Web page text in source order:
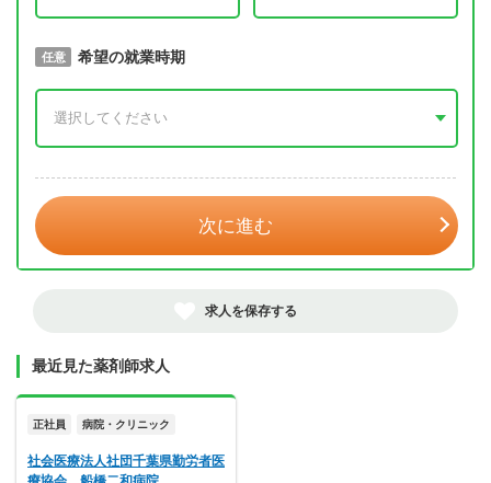
必須 取得予定年
任意 希望の就業時期
次に進む
求人を保存する
最近見た薬剤師求人
正社員 病院・クリニック
社会医療法人社団千葉県勤労者医